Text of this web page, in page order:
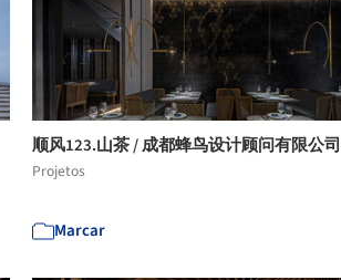
顺风123.山茶 / 成都蜂鸟设计顾问有限公司
Projetos
Marcar